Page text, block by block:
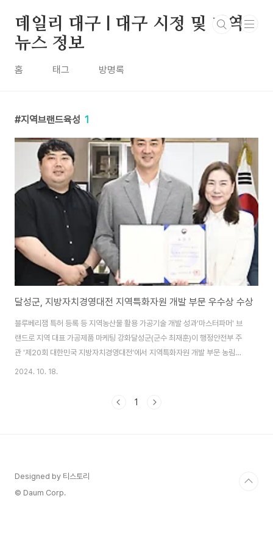
데일리 대구 | 대구 시정 및 지역
뉴스 정보
홈 태그 방명록
지역브랜드육성 1
달성군, 지방자치경영대전 지역특화자원 개발 부문 우수상 수상
블루베리잼 특허 등록 등 지역농산물 활용 가공기술 개발 성과'마스터파머' 브
랜드로 지역 대표 가공제품 마케팅 강화달성군(군수 최재훈)이 행정안전부 주
관 '제20회 대한민국 지방자치경영대전'에서 지역특화자원 개발 부문 농림축
산식품부 장관상(우수상)을 수상했다고 밝혔다.달성군은 지역농산물을 활용한
해 특허를 등록했으며, 액상차, 침출차, 과채음료, 동결건조제품, 밀키트 등 다
2024. 10. 18.
1
Designed by 티스토리
© Daum Corp.